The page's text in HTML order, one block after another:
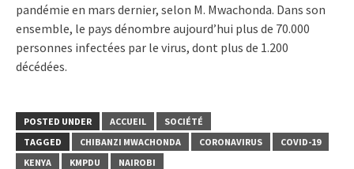
pandémie en mars dernier, selon M. Mwachonda. Dans son
ensemble, le pays dénombre aujourd’hui plus de 70.000
personnes infectées par le virus, dont plus de 1.200
décédées.
POSTED UNDER ACCUEIL
SOCIÉTÉ
TAGGED
CHIBANZI MWACHONDA CORONAVIRUS
COVID-19
KENYA
KMPDU NAIROBI